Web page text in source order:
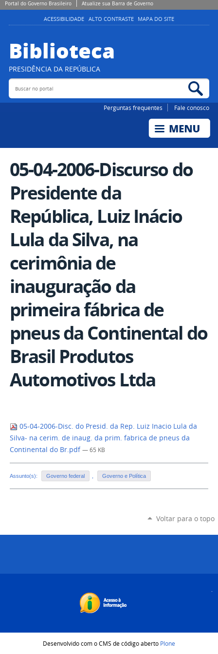
Portal do Governo Brasileiro Atualize sua Barra de Governo
ACESSIBILIDADE ALTO CONTRASTE MAPA DO SITE
Biblioteca
PRESIDÊNCIA DA REPÚBLICA
Buscar no portal
Perguntas frequentes Fale conosco
05-04-2006-Discurso do
Presidente da
República, Luiz Inácio
Lula da Silva, na
cerimônia de
inauguração da
primeira fábrica de
pneus da Continental do
Brasil Produtos
Automotivos Ltda
05-04-2006-Disc. do Presid. da Rep. Luiz Inacio Lula da
Silva- na cerim. de inaug. da prim. fabrica de pneus da
Continental do Br.pdf — 65 KB
Assunto(s): Governo federal Governo e Política
Voltar para o topo
Desenvolvido com o CMS de código aberto Plone